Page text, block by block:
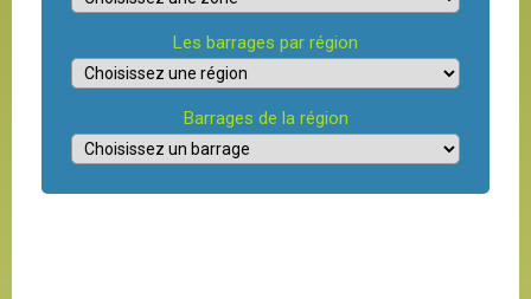
Les barrages par région
Barrages de la région